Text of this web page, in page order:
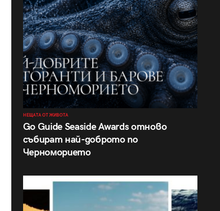
НЕЩАТА ОТ ЖИВОТА
Go Guide Seaside Awards отново
събират най-доброто по
Черноморието